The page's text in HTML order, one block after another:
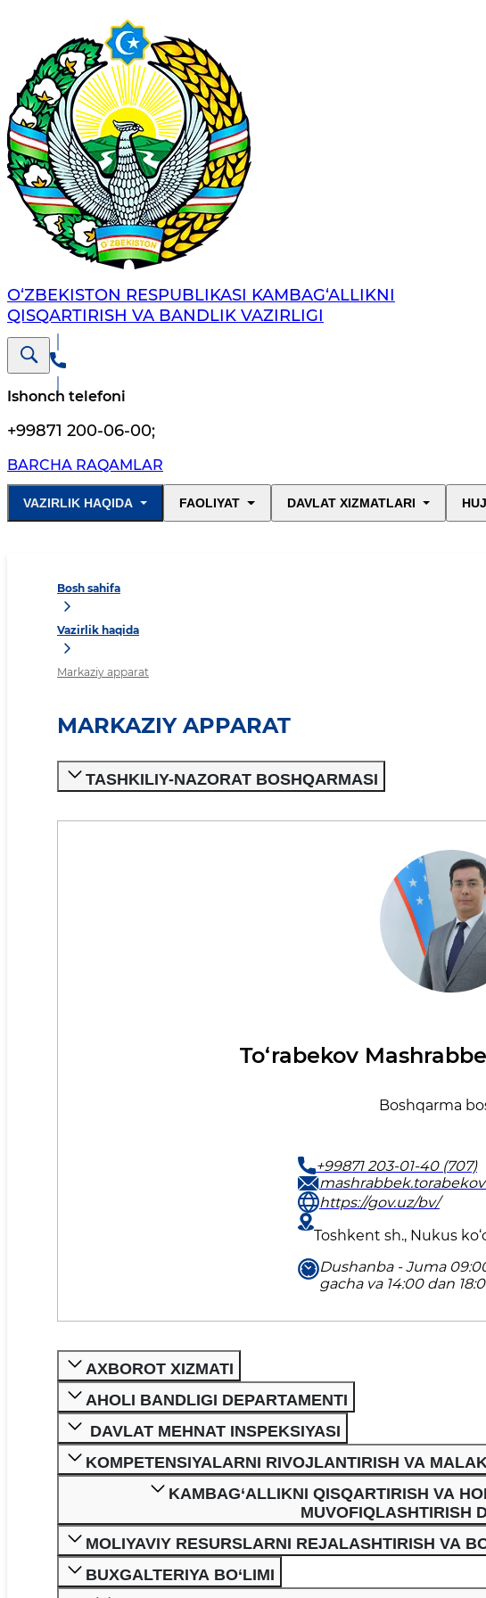
O‘ZBEKISTON RESPUBLIKASI KAMBAG‘ALLIKNI
QISQARTIRISH VA BANDLIK VAZIRLIGI
Ishonch telefoni
+99871 200-06-00;
BARCHA RAQAMLAR
VAZIRLIK HAQIDA FAOLIYAT DAVLAT XIZMATLARI
Bosh sahifa
Vazirlik haqida
Markaziy apparat
MARKAZIY APPARAT
TASHKILIY-NAZORAT BOSHQARMASI
To‘rabekov
Boshqarma
+99871 203-01-40 (707)
https://gov.uz/bv/
Toshkent sh., Nukus
Dushanba - Juma
gacha va 14:00 dan
AXBOROT XIZMATI
AHOLI BANDLIGI DEPARTAMENTI
DAVLAT MEHNAT INSPEKSIYASI
KOMPETENSIYALARNI RIVOJLANTIRISH VA
KAMBAG‘ALLIKNI QISQARTIRISH VA
MUVOFIQLASHTIRISH
MOLIYAVIY RESURSLARNI REJALASHTIRISH VA
BUXGALTERIYA BO‘LIMI